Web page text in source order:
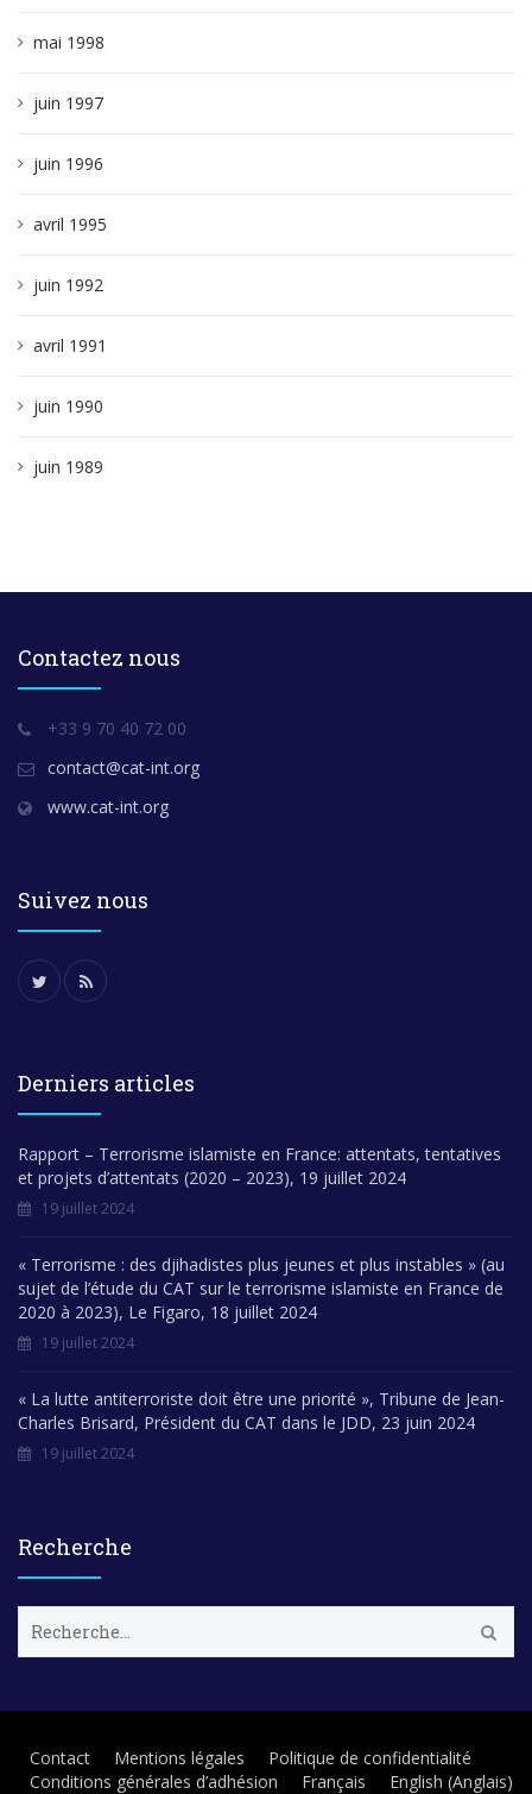
mai 1998
juin 1997
juin 1996
avril 1995
juin 1992
avril 1991
juin 1990
juin 1989
Contactez nous
+33 9 70 40 72 00
contact@cat-int.org
www.cat-int.org
Suivez nous
Derniers articles
Rapport – Terrorisme islamiste en France: attentats, tentatives
et projets d’attentats (2020 – 2023), 19 juillet 2024
19 juillet 2024
« Terrorisme : des djihadistes plus jeunes et plus instables » (au
sujet de l’étude du CAT sur le terrorisme islamiste en France de
2020 à 2023), Le Figaro, 18 juillet 2024
19 juillet 2024
« La lutte antiterroriste doit être une priorité », Tribune de Jean-
Charles Brisard, Président du CAT dans le JDD, 23 juin 2024
19 juillet 2024
Recherche
c
e
Contact Mentions légales
Politique de confidentialité
Conditions générales d’adhésion
Français English (Anglais)